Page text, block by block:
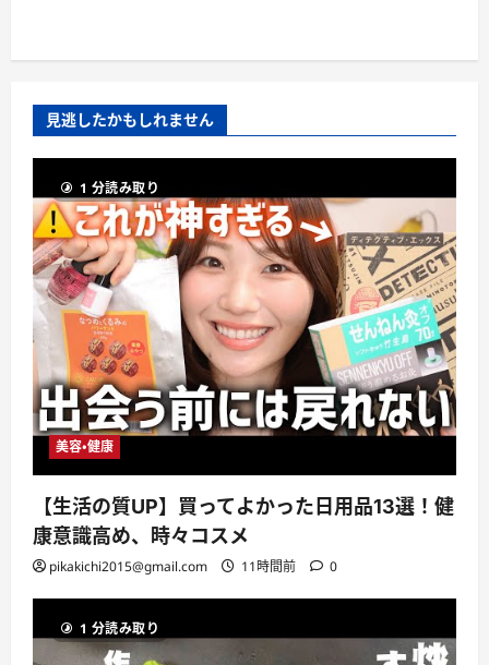
見逃したかもしれません
1 分読み取り
美容・健康
【生活の質UP】買ってよかった日用品13選！健
康意識高め、時々コスメ
pikakichi2015@gmail.com 11時間前 0
1 分読み取り